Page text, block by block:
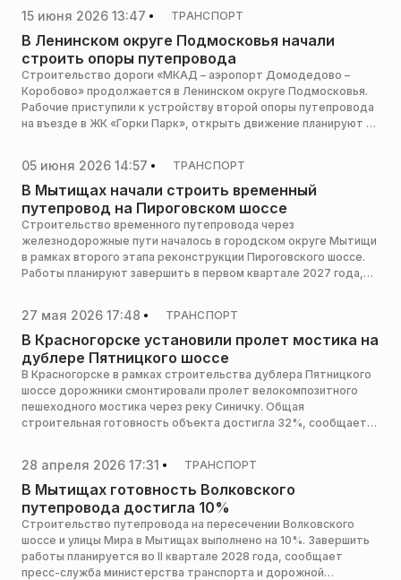
15 июня 2026 13:47 ТРАНСПОРТ
В Ленинском округе Подмосковья начали
строить опоры путепровода
Строительство дороги «МКАД – аэропорт Домодедово –
Коробово» продолжается в Ленинском округе Подмосковья.
Рабочие приступили к устройству второй опоры путепровода
на въезде в ЖК «Горки Парк», открыть движение планируют в
05 июня 2026 14:57 ТРАНСПОРТ
В Мытищах начали строить временный
путепровод на Пироговском шоссе
Строительство временного путепровода через
железнодорожные пути началось в городском округе Мытищи
в рамках второго этапа реконструкции Пироговского шоссе.
Работы планируют завершить в первом квартале 2027 года,
27 мая 2026 17:48 ТРАНСПОРТ
В Красногорске установили пролет мостика на
дублере Пятницкого шоссе
В Красногорске в рамках строительства дублера Пятницкого
шоссе дорожники смонтировали пролет велокомпозитного
пешеходного мостика через реку Синичку. Общая
строительная готовность объекта достигла 32%, сообщает
28 апреля 2026 17:31 ТРАНСПОРТ
В Мытищах готовность Волковского
путепровода достигла 10%
Строительство путепровода на пересечении Волковского
шоссе и улицы Мира в Мытищах выполнено на 10%. Завершить
работы планируется во II квартале 2028 года, сообщает
пресс-служба министерства транспорта и дорожной